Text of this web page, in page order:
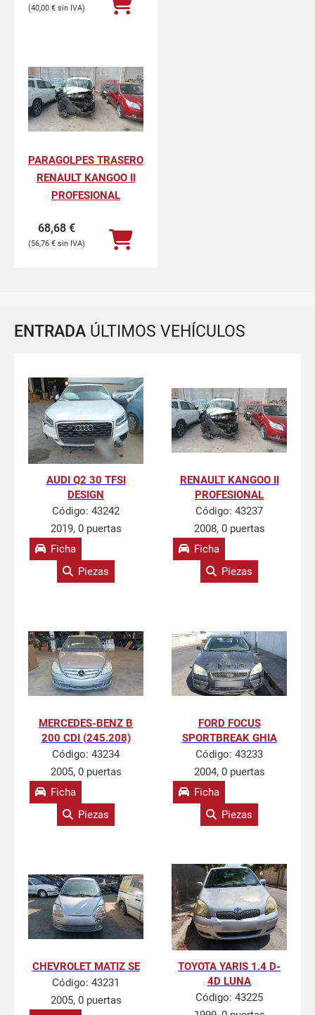
40,00 €
PARAGOLPES TRASERO
RENAULT KANGOO II
PROFESIONAL
68,68 €
56,76 €
ENTRADA ÚLTIMOS VEHÍCULOS
AUDI Q2 30 TFSI
DESIGN
Código: 43242
2019, 0 puertas
Ficha
Piezas
RENAULT KANGOO II
PROFESIONAL
Código: 43237
2008, 0 puertas
Ficha
Piezas
MERCEDES-BENZ B
200 CDI (245.208)
Código: 43234
2005, 0 puertas
Ficha
Piezas
FORD FOCUS
SPORTBREAK GHIA
Código: 43233
2004, 0 puertas
Ficha
Piezas
CHEVROLET MATIZ SE
Código: 43231
2005, 0 puertas
TOYOTA YARIS 1.4 D-
4D LUNA
Código: 43225